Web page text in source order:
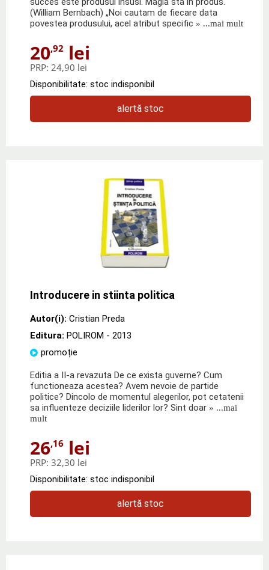
(William Bernbach) „Noi cautam de fiecare data
povestea produsului, acel atribut specific » ...mai mult
20,92 lei
PRP: 24,90 lei
Disponibilitate: stoc indisponibil
alertă stoc
Introducere in stiinta politica
Autor(i): Cristian Preda
Editura: POLIROM - 2013
promoție
Editia a II-a revazuta De ce exista guverne? Cum
functioneaza acestea? Avem nevoie de partide
politice? Dincolo de momentul alegerilor, pot cetatenii
sa influenteze deciziile liderilor lor? Sint doar » ...mai
mult
26,16 lei
PRP: 32,30 lei
Disponibilitate: stoc indisponibil
alertă stoc